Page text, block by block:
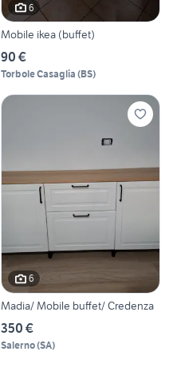
6
Mobile ikea (buffet)
90 €
Torbole Casaglia (BS)
6
Madia/ Mobile buffet/ Credenza
350 €
Salerno(SA)